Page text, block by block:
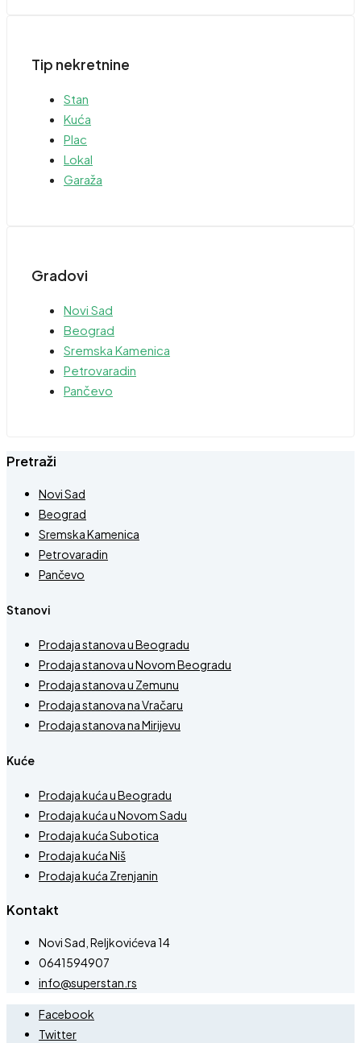
Tip nekretnine
Stan
Kuća
Plac
Lokal
Garaža
Gradovi
Novi Sad
Beograd
Sremska Kamenica
Petrovaradin
Pančevo
Pretraži
Novi Sad
Beograd
Sremska Kamenica
Petrovaradin
Pančevo
Stanovi
Prodaja stanova u Beogradu
Prodaja stanova u Novom Beogradu
Prodaja stanova u Zemunu
Prodaja stanova na Vračaru
Prodaja stanova na Mirijevu
Kuće
Prodaja kuća u Beogradu
Prodaja kuća u Novom Sadu
Prodaja kuća Subotica
Prodaja kuća Niš
Prodaja kuća Zrenjanin
Kontakt
Novi Sad, Reljkovićeva 14
0641594907
info@superstan.rs
Facebook
Twitter